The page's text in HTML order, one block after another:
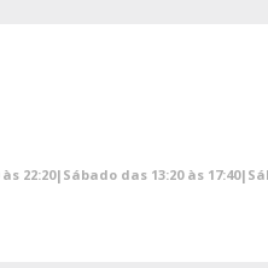
22:20|Sábado das 13:20 às